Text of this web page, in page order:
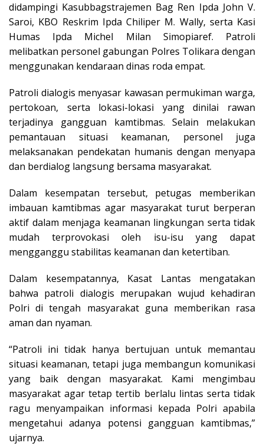
didampingi Kasubbagstrajemen Bag Ren Ipda John V.
Saroi, KBO Reskrim Ipda Chiliper M. Wally, serta Kasi
Humas Ipda Michel Milan Simopiaref. Patroli
melibatkan personel gabungan Polres Tolikara dengan
menggunakan kendaraan dinas roda empat.
Patroli dialogis menyasar kawasan permukiman warga,
pertokoan, serta lokasi-lokasi yang dinilai rawan
terjadinya gangguan kamtibmas. Selain melakukan
pemantauan situasi keamanan, personel juga
melaksanakan pendekatan humanis dengan menyapa
dan berdialog langsung bersama masyarakat.
Dalam kesempatan tersebut, petugas memberikan
imbauan kamtibmas agar masyarakat turut berperan
aktif dalam menjaga keamanan lingkungan serta tidak
mudah terprovokasi oleh isu-isu yang dapat
mengganggu stabilitas keamanan dan ketertiban.
Dalam kesempatannya, Kasat Lantas mengatakan
bahwa patroli dialogis merupakan wujud kehadiran
Polri di tengah masyarakat guna memberikan rasa
aman dan nyaman.
“Patroli ini tidak hanya bertujuan untuk memantau
situasi keamanan, tetapi juga membangun komunikasi
yang baik dengan masyarakat. Kami mengimbau
masyarakat agar tetap tertib berlalu lintas serta tidak
ragu menyampaikan informasi kepada Polri apabila
mengetahui adanya potensi gangguan kamtibmas,”
ujarnya.